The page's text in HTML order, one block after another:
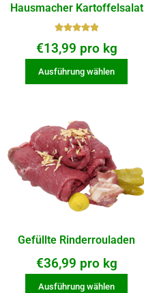
Hausmacher Kartoffelsalat
t mit
5
€13,99 pro kg
Ausführung wählen
Gefüllte Rinderrouladen
€36,99 pro kg
Ausführung wählen